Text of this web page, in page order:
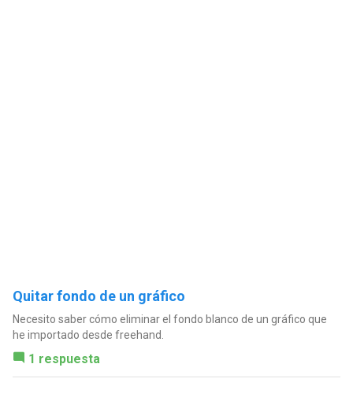
Quitar fondo de un gráfico
Necesito saber cómo eliminar el fondo blanco de un gráfico que
he importado desde freehand.
1 respuesta